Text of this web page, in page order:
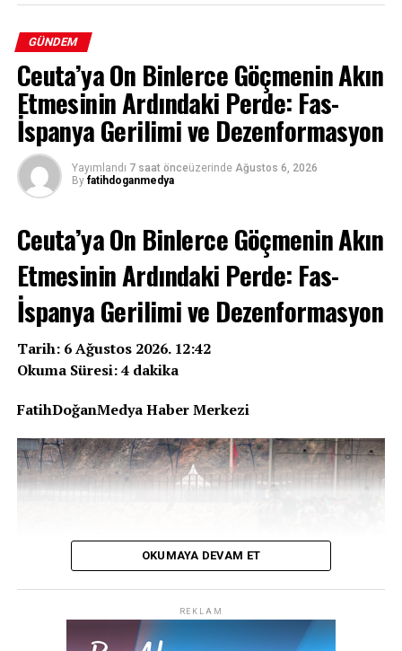
GÜNDEM
Ceuta’ya On Binlerce Göçmenin Akın
Etmesinin Ardındaki Perde: Fas-
İspanya Gerilimi ve Dezenformasyon
Yayımlandı 7 saat önceüzerinde Ağustos 6, 2026
By fatihdoganmedya
Ceuta’ya On Binlerce Göçmenin Akın
Etmesinin Ardındaki Perde: Fas-
İspanya Gerilimi ve Dezenformasyon
Tarih: 6 Ağustos 2026. 12:42
Okuma Süresi: 4 dakika
FatihDoğanMedya Haber Merkezi
OKUMAYA DEVAM ET
REKLAM